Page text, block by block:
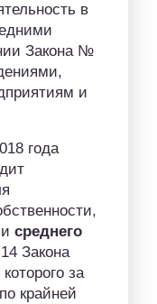
в
Закона №
и
года
среднего
Закона
за
крайней